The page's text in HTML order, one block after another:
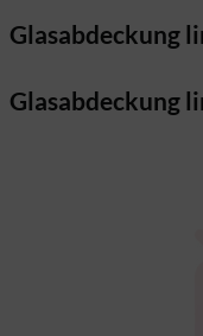
Glasabdeckung
Glasabdeckung